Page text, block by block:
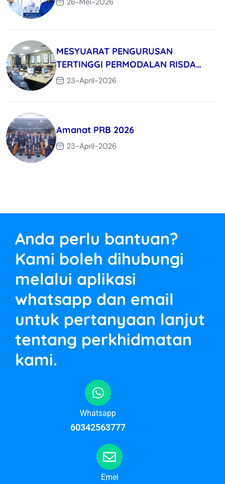
MESYUARAT PENGURUSAN
TERTINGGI PERMODALAN RISDA
BERHAD KALI KE-3/
23-April-2026
Amanat PRB 2026
23-April-2026
Anda perlu bantuan?
Kami boleh dihubungi
melalui aplikasi
whatsapp dan email
untuk pertanyaan lanjut
tentang perkhidmatan
kami.
Whatsapp
60342563777
Emel